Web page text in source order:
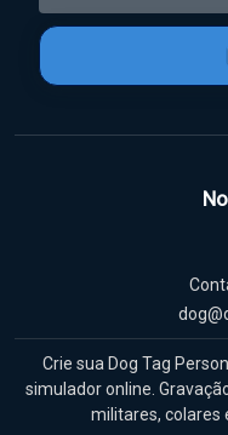
Crie sua Dog Tag
simulador online.
militares, colares